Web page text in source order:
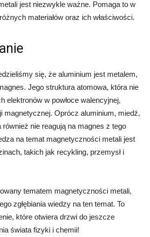
jest niezwykle ważne. Pomaga to w
materiałów oraz ich właściwości.
się, że aluminium jest metalem,
Jego struktura atomowa, która nie
elektronów w powłoce walencyjnej,
magnetycznej. Oprócz aluminium, miedź,
również nie reagują na magnes z tego
na temat magnetyczności metali jest
takich jak recykling, przemysł i
tematem magnetyczności metali,
zgłębiania wiedzy na ten temat. To
które otwiera drzwi do jeszcze
świata fizyki i chemii!